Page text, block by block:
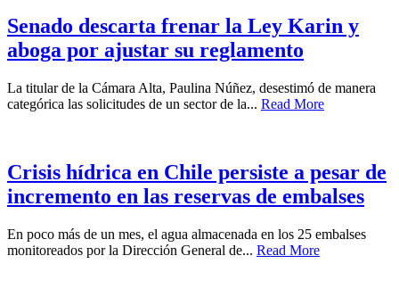
Senado descarta frenar la Ley Karin y
aboga por ajustar su reglamento
La titular de la Cámara Alta, Paulina Núñez, desestimó de manera
categórica las solicitudes de un sector de la... Read More
Crisis hídrica en Chile persiste a pesar de
incremento en las reservas de embalses
En poco más de un mes, el agua almacenada en los 25 embalses
monitoreados por la Dirección General de... Read More